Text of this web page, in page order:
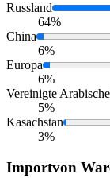
Russland
64%
China
6%
Europa
6%
Vereinigte
5%
Kasachstan
3%
Importvon